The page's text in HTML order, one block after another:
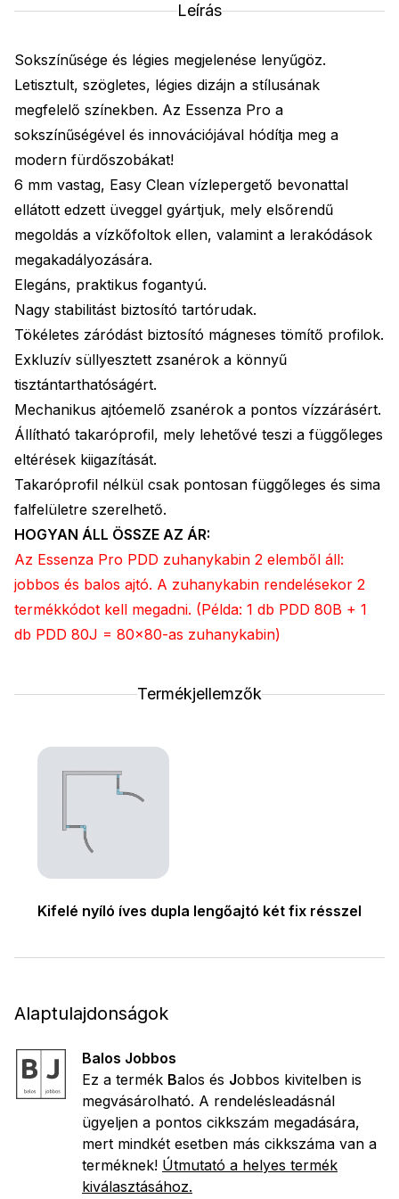
Leírás
Sokszínűsége és légies megjelenése lenyűgöz.
Letisztult, szögletes, légies dizájn a stílusának
megfelelő színekben. Az Essenza Pro a
sokszínűségével és innovációjával hódítja meg a
modern fürdőszobákat!
6 mm vastag, Easy Clean vízlepergető bevonattal
ellátott edzett üveggel gyártjuk, mely elsőrendű
megoldás a vízkőfoltok ellen, valamint a lerakódások
megakadályozására.
Elegáns, praktikus fogantyú.
Nagy stabilitást biztosító tartórudak.
Tökéletes záródást biztosító mágneses tömítő profilok.
Exkluzív süllyesztett zsanérok a könnyű
tisztántarthatóságért.
Mechanikus ajtóemelő zsanérok a pontos vízzárásért.
Állítható takaróprofil, mely lehetővé teszi a függőleges
eltérések kiigazítását.
Takaróprofil nélkül csak pontosan függőleges és sima
falfelületre szerelhető.
HOGYAN ÁLL ÖSSZE AZ ÁR:
Az Essenza Pro PDD zuhanykabin 2 elemből áll:
jobbos és balos ajtó. A zuhanykabin rendelésekor 2
termékkódot kell megadni. (Példa: 1 db PDD 80B + 1
db PDD 80J = 80x80-as zuhanykabin)
Termékjellemzők
Kifelé nyíló íves dupla lengőajtó két fix résszel
Alaptulajdonságok
Balos Jobbos
Ez a termék Balos és Jobbos kivitelben is
megvásárolható. A rendelésleadásnál
ügyeljen a pontos cikkszám megadására,
mert mindkét esetben más cikkszáma van a
terméknek! Útmutató a helyes termék
kiválasztásához.